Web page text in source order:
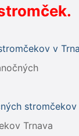
Trnava